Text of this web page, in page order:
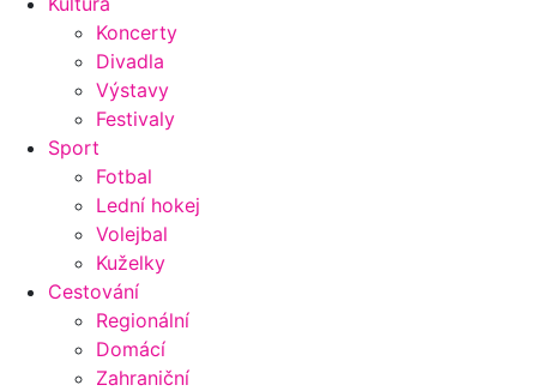
Koncerty
Divadla
Výstavy
Festivaly
Sport
Fotbal
Lední hokej
Volejbal
Kuželky
Cestování
Regionální
Domácí
Zahraniční